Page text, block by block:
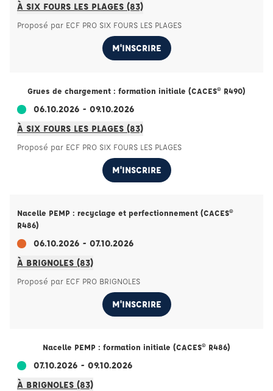
À SIX FOURS LES PLAGES (83)
Proposé par ECF PRO SIX FOURS LES PLAGES
M'INSCRIRE
Grues de chargement : formation initiale (CACES® R490)
06.10.2026 - 09.10.2026
À SIX FOURS LES PLAGES (83)
Proposé par ECF PRO SIX FOURS LES PLAGES
M'INSCRIRE
Nacelle PEMP : recyclage et perfectionnement (CACES®
R486)
06.10.2026 - 07.10.2026
À BRIGNOLES (83)
Proposé par ECF PRO BRIGNOLES
M'INSCRIRE
Nacelle PEMP : formation initiale (CACES® R486)
07.10.2026 - 09.10.2026
À BRIGNOLES (83)